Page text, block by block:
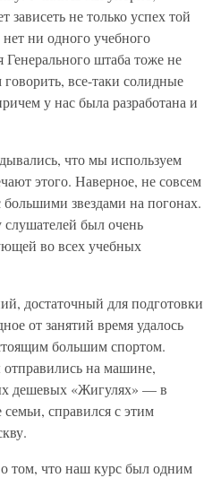
не только успех той
ни одного учебного
Генерального штаба тоже не
все-таки солидные
у нас была разработана и
что мы используем
этого. Наверное, не совсем
звездами на погонах.
был очень
во всех учебных
достаточный для подготовки
от занятий время удалось
большим спортом.
на машине,
дешевых «Жигулях» — в
справился с этим
о том, что наш курс был одним